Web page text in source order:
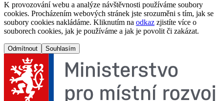
K provozování webu a analýze návštěvnosti používáme soubory
cookies. Procházením webových stránek jste srozuměni s tím, jak se
soubory cookies nakládáme. Kliknutím na odkaz zjistíte více o
souborech cookies, jak je používáme a jak je povolit či zakázat.
Odmítnout Souhlasím